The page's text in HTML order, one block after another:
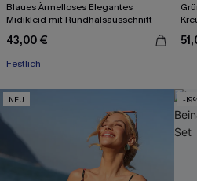
Blaues Ärmelloses Elegantes
Midikleid mit Rundhalsausschnitt
43,00 €
Festlich
NEU -